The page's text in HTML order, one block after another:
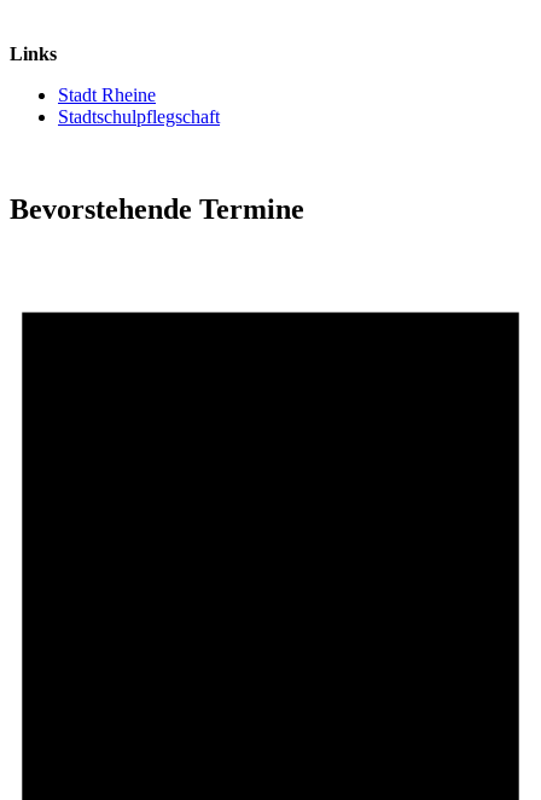
Links
Stadt Rheine
Stadtschulpflegschaft
Bevorstehende Termine